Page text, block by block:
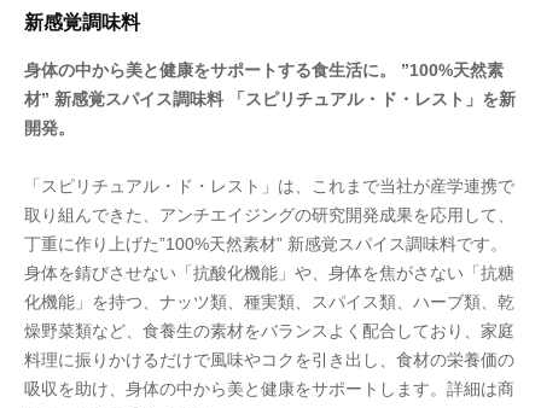
新感覚調味料
身体の中から美と健康をサポートする食生活に。 ”100%天然素
材” 新感覚スパイス調味料 「スピリチュアル・ド・レスト」を新
開発。
「スピリチュアル・ド・レスト」は、これまで当社が産学連携で
取り組んできた、アンチエイジングの研究開発成果を応用して、
丁重に作り上げた”100%天然素材” 新感覚スパイス調味料です。
身体を錆びさせない「抗酸化機能」や、身体を焦がさない「抗糖
化機能」を持つ、ナッツ類、種実類、スパイス類、ハーブ類、乾
燥野菜類など、食養生の素材をバランスよく配合しており、家庭
料理に振りかけるだけで風味やコクを引き出し、食材の栄養価の
吸収を助け、身体の中から美と健康をサポートします。詳細は商